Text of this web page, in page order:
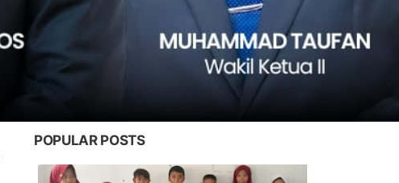
POPULAR POSTS